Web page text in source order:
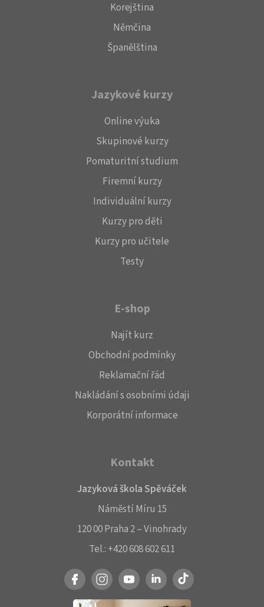
Korejština
Němčina
Španělština
Jazykové kurzy
Online výuka
Skupinové kurzy
Pomaturitní studium
Firemní kurzy
Individuální kurzy
Kurzy pro děti
Kurzy pro učitele
Testy
E-shop
Najít kurz
Obchodní podmínky
Reklamační řád
Nakládání s osobními údaji
Korporátní informace
Kontakt
Jazyková škola Spěváček
Náměstí Míru 15
120 00 Praha 2 – Vinohrady
Tel.: +420 608 602 611